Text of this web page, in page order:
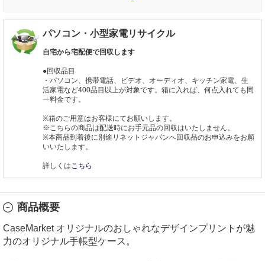
パソコン・小型家電リサイクル
自宅から宅配便で回収します
●回収品目
・パソコン、携帯電話、ビデオ、オーディオ、キッチン家電、生
活家電など400品目以上が対象です。箱に入れば、何点入れても同
一料金です。
※箱のご用意はお客様にてお願いします。
※こちらの商品は配送時にお手元品の回収はいたしません。
※本商品到着後に別途リネットジャパンへ回収品のお申込みをお願
いいたします。
詳しくはこちら
商品概要
CaseMarket オリジナルのおしゃれなデザインプリントが魅
力のオリジナル手帳型ケース。